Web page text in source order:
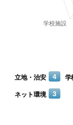
立地・治安 4 学
ネット環境 3